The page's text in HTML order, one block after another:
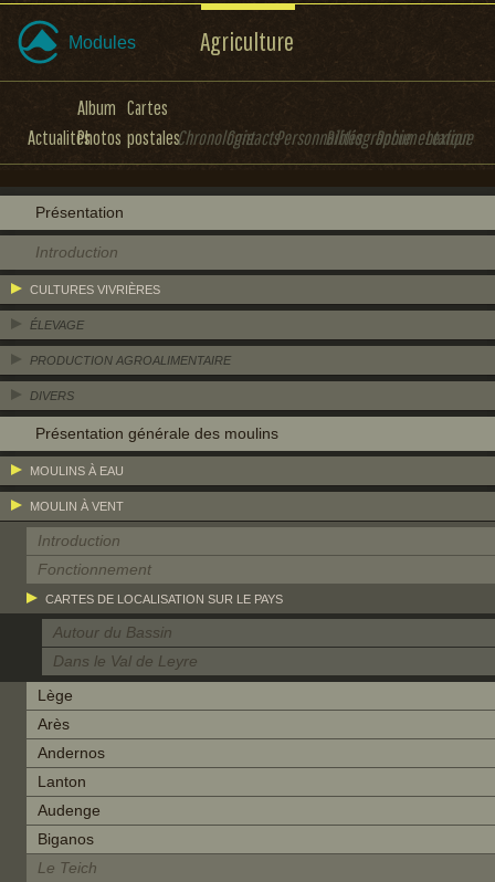
Modules Agriculture
Actualités
Album
Photos
Cartes
postalesChronologieContactsPersonnalitésBibliographieDocumentation
Lexique
Présentation
Introduction
CULTURES VIVRIÈRES
ÉLEVAGE
PRODUCTION AGROALIMENTAIRE
DIVERS
Présentation générale des moulins
MOULINS À EAU
MOULIN À VENT
Introduction
Fonctionnement
CARTES DE LOCALISATION SUR LE PAYS
Autour du Bassin
Dans le Val de Leyre
Lège
Arès
Andernos
Lanton
Audenge
Biganos
Le Teich